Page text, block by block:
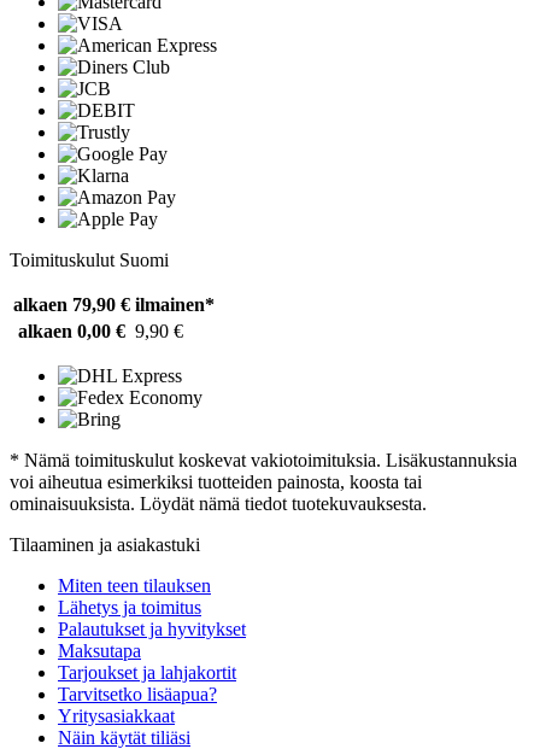
Toimituskulut Suomi
alkaen 79,90 € ilmainen*
alkaen 0,00 € 9,90 €
* Nämä toimituskulut koskevat vakiotoimituksia. Lisäkustannuksia
voi aiheutua esimerkiksi tuotteiden painosta, koosta tai
ominaisuuksista. Löydät nämä tiedot tuotekuvauksesta.
Tilaaminen ja asiakastuki
Miten teen tilauksen
Lähetys ja toimitus
Palautukset ja hyvitykset
Maksutapa
Tarjoukset ja lahjakortit
Tarvitsetko lisäapua?
Yritysasiakkaat
Näin käytät tiliäsi